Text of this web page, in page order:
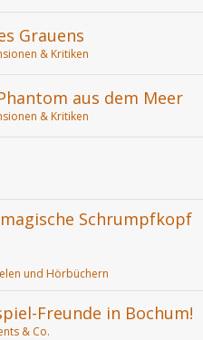
Grauens
& Kritiken
aus dem Meer
& Kritiken
Schrumpfkopf
und Hörbüchern
Freunde in Bochum!
& Co.